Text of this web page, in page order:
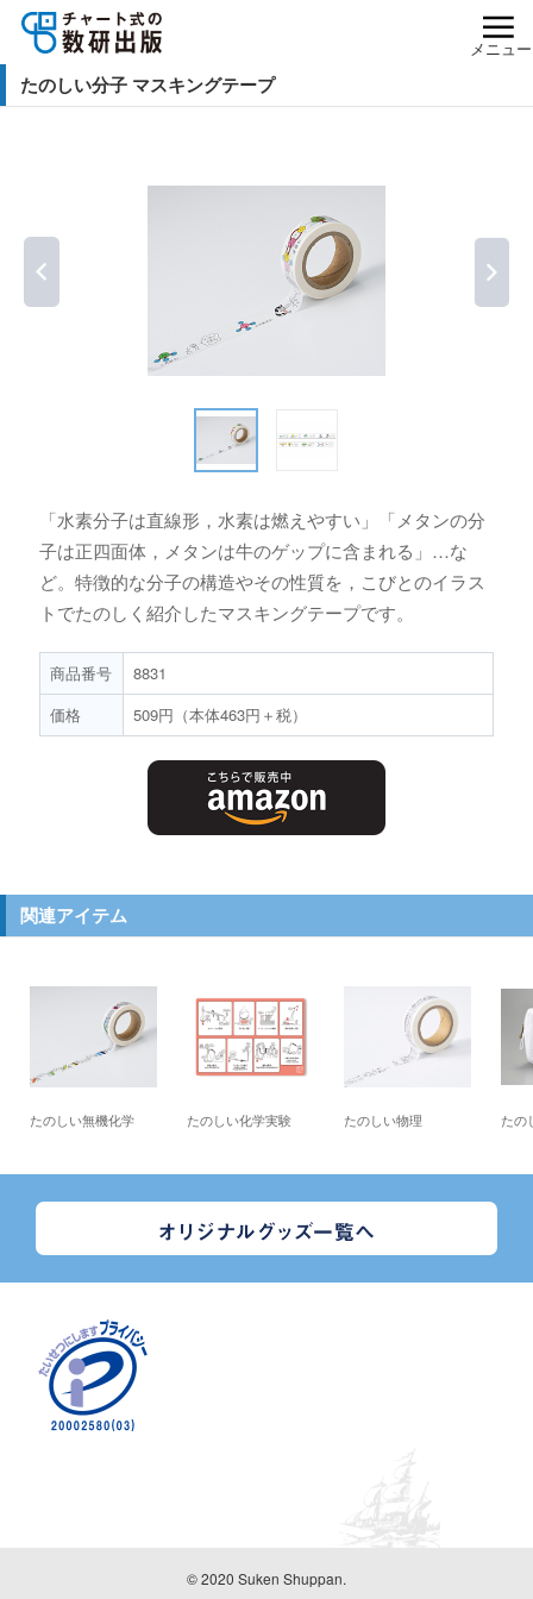
メニュー
たのしい分子 マスキングテープ
「水素分子は直線形，水素は燃えやすい」「メタンの分
子は正四面体，メタンは牛のゲップに含まれる」…な
ど。特徴的な分子の構造やその性質を，こびとのイラス
トでたのしく紹介したマスキングテープです。
商品番号
8831
価格
509円（本体463円＋税）
関連アイテム
たのしい無機化学 たのしい化学実験 たのしい物理 たの
© 2020 Suken Shuppan.